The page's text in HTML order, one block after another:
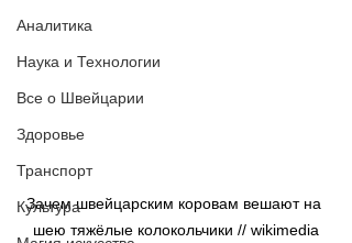
Аналитика
Наука и Технологии
Все о Швейцарии
Здоровье
Транспорт
Культура
Зачем швейцарским коровам вешают на
шею тяжёлые колокольчики // wikimedia